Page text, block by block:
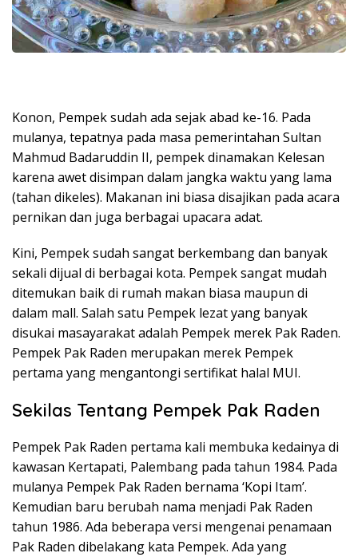
Konon, Pempek sudah ada sejak abad ke-16. Pada
mulanya, tepatnya pada masa pemerintahan Sultan
Mahmud Badaruddin II, pempek dinamakan Kelesan
karena awet disimpan dalam jangka waktu yang lama
(tahan dikeles). Makanan ini biasa disajikan pada acara
pernikan dan juga berbagai upacara adat.
Kini, Pempek sudah sangat berkembang dan banyak
sekali dijual di berbagai kota. Pempek sangat mudah
ditemukan baik di rumah makan biasa maupun di
dalam mall. Salah satu Pempek lezat yang banyak
disukai masayarakat adalah Pempek merek Pak Raden.
Pempek Pak Raden merupakan merek Pempek
pertama yang mengantongi sertifikat halal MUI.
Sekilas Tentang Pempek Pak Raden
Pempek Pak Raden pertama kali membuka kedainya di
kawasan Kertapati, Palembang pada tahun 1984. Pada
mulanya Pempek Pak Raden bernama ‘Kopi Itam’.
Kemudian baru berubah nama menjadi Pak Raden
tahun 1986. Ada beberapa versi mengenai penamaan
Pak Raden dibelakang kata Pempek. Ada yang